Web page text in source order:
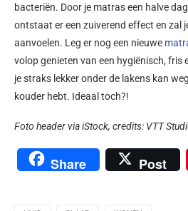
bacteriën. Door je matras een halve
ontstaat er een zuiverend effect en zal
aanvoelen. Leg er nog een nieuwe
volop genieten van een hygiënisch,
je straks lekker onder de lakens kan
kouder hebt. Ideaal toch?!
Foto header via iStock, credits: VTT
Share Post